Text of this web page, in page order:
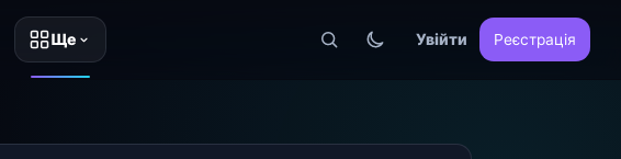
Ще Увійти Реєстрація